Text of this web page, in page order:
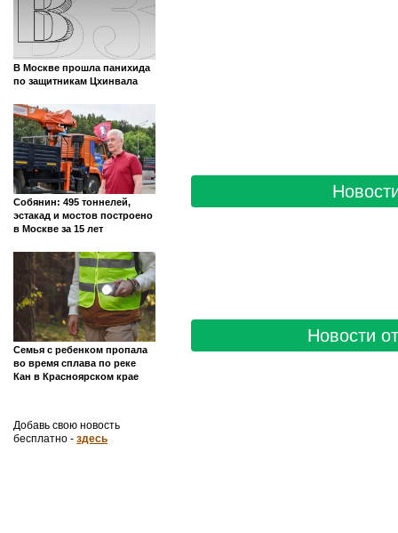
В Москве прошла панихида
по защитникам Цхинвала
Собянин: 495 тоннелей,
эстакад и мостов построено
в Москве за 15 лет
Семья с ребенком пропала
во время сплава по реке
Кан в Красноярском крае
Добавь свою новость
бесплатно - здесь
Новости